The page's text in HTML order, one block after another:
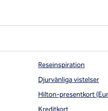
Reseinspiration
Djurvänliga vistelser
Hilton-presentkort
Kreditkort